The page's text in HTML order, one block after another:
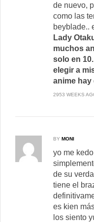
de nuevo,
como las
beyblade..
Lady
muchos
solo en
elegir a
anime hay
2953 WEEKS
BY MONI
yo me
de su
tiene el
es kien
los siento